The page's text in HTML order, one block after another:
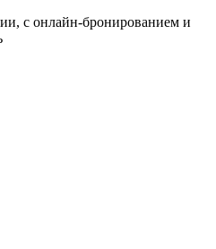
с онлайн-бронированием и